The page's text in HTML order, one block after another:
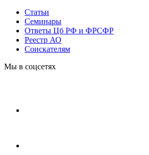
Статьи
Cеминары
Ответы Цб РФ и ФРСФР
Реестр АО
Соискателям
Мы в соцсетях